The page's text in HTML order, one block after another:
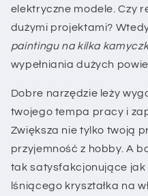
elektryczne modele. Czy
dużymi projektami?
paintingu na kilka
wypełniania dużych
Dobre narzędzie leży
twojego tempa pracy i
Zwiększa nie tylko twoją
przyjemność z hobby. A
tak satysfakcjonujące jak
lśniącego kryształka na